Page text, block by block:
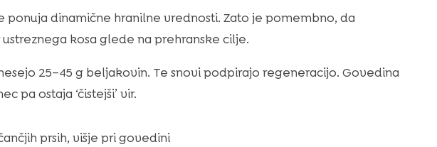
ponuja dinamične hranilne vrednosti. Zato je pomembno, da
kosa glede na prehranske cilje.
25–45 g beljakovin. Te snovi podpirajo regeneracijo. Govedina
pa ostaja ‘čistejši’ vir.
prsih, višje pri govedini